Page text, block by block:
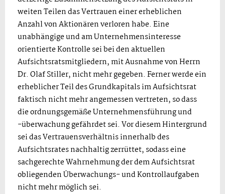
weiten Teilen das Vertrauen einer erheblichen
Anzahl von Aktionären verloren habe. Eine
unabhängige und am Unternehmensinteresse
orientierte Kontrolle sei bei den aktuellen
Aufsichtsratsmitgliedern, mit Ausnahme von Herrn
Dr. Olaf Stiller, nicht mehr gegeben. Ferner werde ein
erheblicher Teil des Grundkapitals im Aufsichtsrat
faktisch nicht mehr angemessen vertreten, so dass
die ordnungsgemäße Unternehmensführung und
-überwachung gefährdet sei. Vor diesem Hintergrund
sei das Vertrauensverhältnis innerhalb des
Aufsichtsrates nachhaltig zerrüttet, sodass eine
sachgerechte Wahrnehmung der dem Aufsichtsrat
obliegenden Überwachungs- und Kontrollaufgaben
nicht mehr möglich sei.